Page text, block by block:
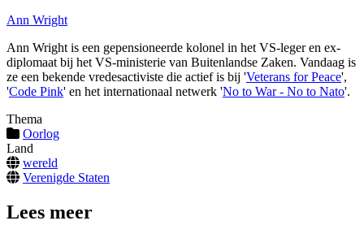
Ann Wright
Ann Wright is een gepensioneerde kolonel in het VS-leger en ex-
diplomaat bij het VS-ministerie van Buitenlandse Zaken. Vandaag is
ze een bekende vredesactiviste die actief is bij 'Veterans for Peace',
'Code Pink' en het internationaal netwerk 'No to War - No to Nato'.
Thema
Oorlog
Land
wereld
Verenigde Staten
Lees meer